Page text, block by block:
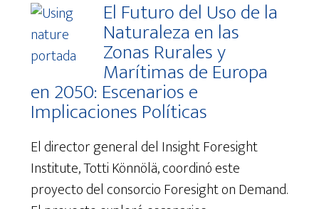
El Futuro del Uso de la
Naturaleza en las
Zonas Rurales y
Marítimas de Europa
en 2050: Escenarios e
Implicaciones Políticas
El director general del Insight Foresight
Institute, Totti Könnölä, coordinó este
proyecto del consorcio Foresight on Demand.